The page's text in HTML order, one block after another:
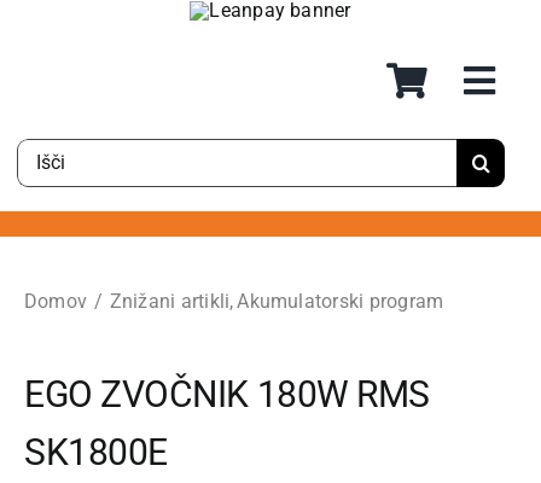
Rezultati
iskanja
za:
Domov Znižani artikli Akumulatorski program
EGO ZVOČNIK 180W RMS
SK1800E